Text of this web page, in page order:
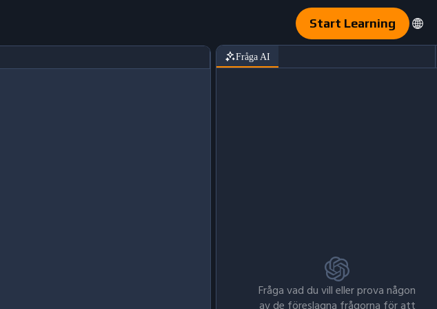
Start Learning
Fråga AI
Fråga vad du vill eller prova någon